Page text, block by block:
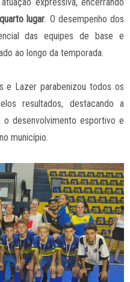
quarto lugar. O desempenho dos
das equipes de base e
ao longo da temporada.
e Lazer parabenizou todos os
resultados, destacando a
desenvolvimento esportivo e
município.